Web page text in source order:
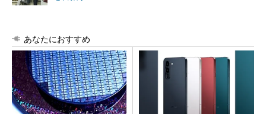
あなたにおすすめ